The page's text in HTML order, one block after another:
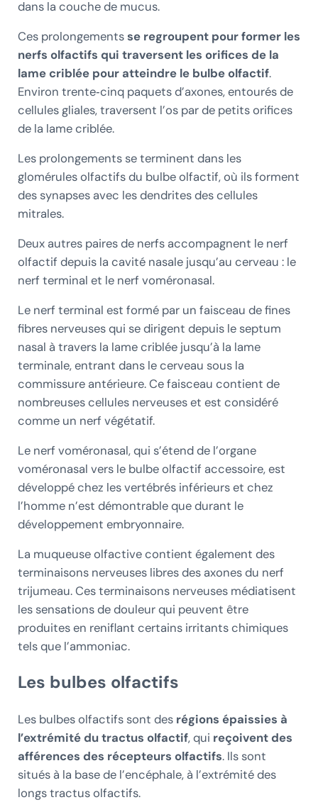
dans la couche de mucus.
Ces prolongementsse regroupent pour former les
nerfs olfactifs qui traversent les orifices de la
lame criblée pour atteindre le bulbe olfactif.
Environ trente‑cinq paquets d’axones, entourés de
cellules gliales, traversent l’os par de petits orifices
de la lame criblée.
Les prolongements se terminent dans les
glomérules olfactifs du bulbe olfactif, où ils forment
des synapses avec les dendrites des cellules
mitrales.
Deux autres paires de nerfs accompagnent le nerf
olfactif depuis la cavité nasale jusqu’au cerveau : le
nerf terminal et le nerf voméronasal.
Le nerf terminal est formé par un faisceau de fines
fibres nerveuses qui se dirigent depuis le septum
nasal à travers la lame criblée jusqu’à la lame
terminale, entrant dans le cerveau sous la
commissure antérieure. Ce faisceau contient de
nombreuses cellules nerveuses et est considéré
comme un nerf végétatif.
Le nerf voméronasal, qui s’étend de l’organe
voméronasal vers le bulbe olfactif accessoire, est
développé chez les vertébrés inférieurs et chez
l’homme n’est démontrable que durant le
développement embryonnaire.
La muqueuse olfactive contient également des
terminaisons nerveuses libres des axones du nerf
trijumeau. Ces terminaisons nerveuses médiatisent
les sensations de douleur qui peuvent être
produites en reniflant certains irritants chimiques
tels que l’ammoniac.
Les bulbes olfactifs
Les bulbes olfactifs sont des régions épaissies à
l’extrémité du tractus olfactif, qui reçoivent des
afférences des récepteurs olfactifs. Ils sont
situés à la base de l’encéphale, à l’extrémité des
longs tractus olfactifs.